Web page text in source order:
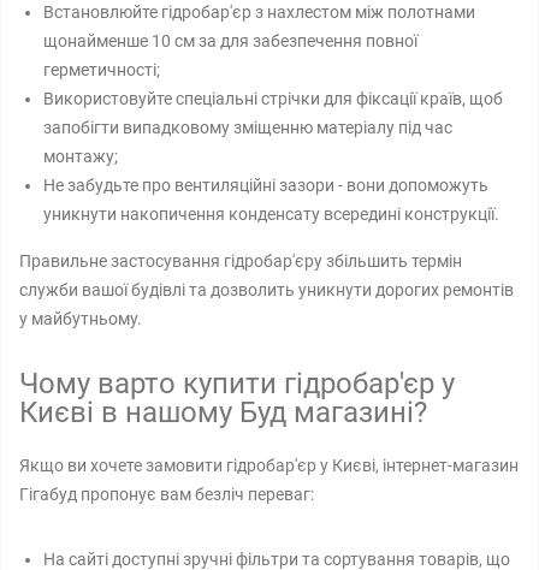
Встановлюйте гідробар'єр з нахлестом між полотнами
щонайменше 10 см за для забезпечення повної
герметичності;
Використовуйте спеціальні стрічки для фіксації країв, щоб
запобігти випадковому зміщенню матеріалу під час
монтажу;
Не забудьте про вентиляційні зазори - вони допоможуть
уникнути накопичення конденсату всередині конструкції.
Правильне застосування гідробар'єру збільшить термін
служби вашої будівлі та дозволить уникнути дорогих ремонтів
у майбутньому.
Чому варто купити гідробар'єр у
Києві в нашому Буд магазині?
Якщо ви хочете замовити гідробар'єр у Києві, інтернет-магазин
Гігабуд пропонує вам безліч переваг:
На сайті доступні зручні фільтри та сортування товарів, що